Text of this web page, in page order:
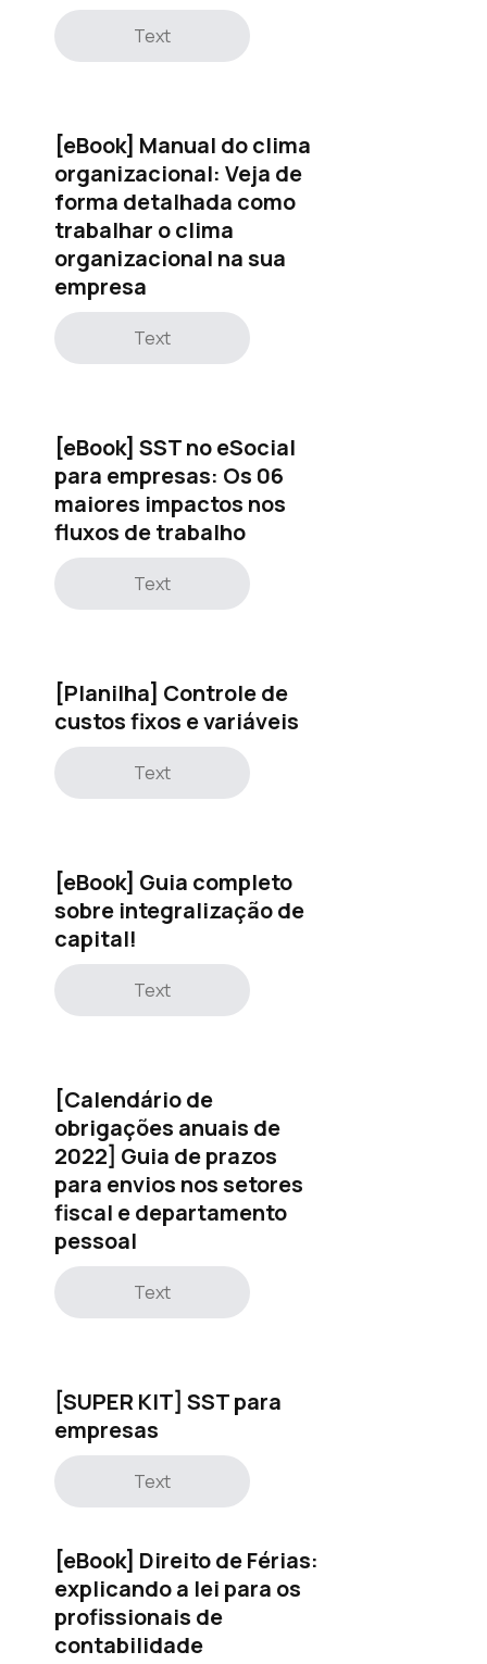
Text
[eBook] Manual do clima
organizacional: Veja de
forma detalhada como
trabalhar o clima
organizacional na sua
empresa
Text
[eBook] SST no eSocial
para empresas: Os 06
maiores impactos nos
fluxos de trabalho
Text
[Planilha] Controle de
custos fixos e variáveis
Text
[eBook] Guia completo
sobre integralização de
capital!
Text
[Calendário de
obrigações anuais de
2022] Guia de prazos
para envios nos setores
fiscal e departamento
pessoal
Text
[SUPER KIT] SST para
empresas
Text
[eBook] Direito de Férias:
explicando a lei para os
profissionais de
contabilidade